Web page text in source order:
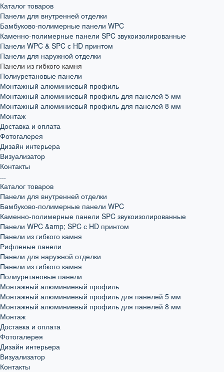
Каталог товаров
Панели для внутренней отделки
Бамбуково-полимерные панели WPC
Каменно-полимерные панели SPC звукоизолированные
Панели WPC & SPC с HD принтом
Панели для наружной отделки
Панели из гибкого камня
Полиуретановые панели
Монтажный алюминиевый профиль
Монтажный алюминиевый профиль для панелей 5 мм
Монтажный алюминиевый профиль для панелей 8 мм
Монтаж
Доставка и оплата
Фотогалерея
Дизайн интерьера
Визуализатор
Контакты
...
Каталог товаров
Панели для внутренней отделки
Бамбуково-полимерные панели WPC
Каменно-полимерные панели SPC звукоизолированные
Панели WPC &amp; SPC с HD принтом
Панели из гибкого камня
Рифленые панели
Панели для наружной отделки
Панели из гибкого камня
Полиуретановые панели
Монтажный алюминиевый профиль
Монтажный алюминиевый профиль для панелей 5 мм
Монтажный алюминиевый профиль для панелей 8 мм
Монтаж
Доставка и оплата
Фотогалерея
Дизайн интерьера
Визуализатор
Контакты